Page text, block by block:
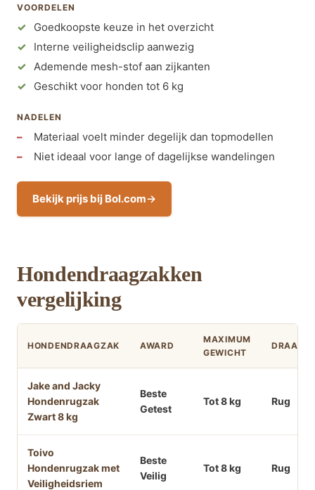
VOORDELEN
Goedkoopste keuze in het overzicht
Interne veiligheidsclip aanwezig
Ademende mesh-stof aan zijkanten
Geschikt voor honden tot 6 kg
NADELEN
Materiaal voelt minder degelijk dan topmodellen
Niet ideaal voor lange of dagelijkse wandelingen
Bekijk prijs bij Bol.com
Hondendraagzakken
vergelijking
HONDENDRAAGZAK AWARD
MAXIMUM
GEWICHT
Jake and Jacky
Hondenrugzak
Zwart 8 kg
Beste
Getest
Tot 8 kg Rug
Toivo
Hondenrugzak met
Veiligheidsriem
Beste
Veilig
Tot 8 kg Rug